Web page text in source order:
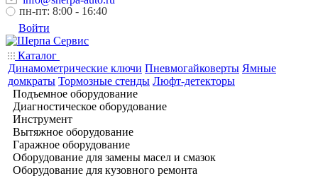
пн-пт: 8:00 - 16:40
Войти
Каталог
Динамометрические ключи Пневмогайковерты Ямные
домкраты Тормозные стенды Люфт-детекторы
Подъемное оборудование
Диагностическое оборудование
Инструмент
Вытяжное оборудование
Гаражное оборудование
Оборудование для замены масел и смазок
Оборудование для кузовного ремонта